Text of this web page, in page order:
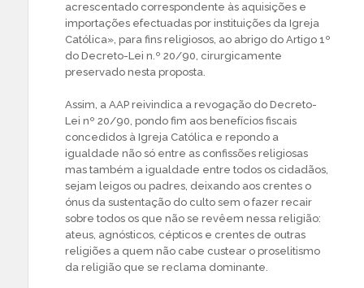
acrescentado correspondente às aquisições e
importações efectuadas por instituições da Igreja
Católica», para fins religiosos, ao abrigo do Artigo 1º
do Decreto-Lei n.º 20/90, cirurgicamente
preservado nesta proposta.
Assim, a AAP reivindica a revogação do Decreto-
Lei nº 20/90, pondo fim aos benefícios fiscais
concedidos à Igreja Católica e repondo a
igualdade não só entre as confissões religiosas
mas também a igualdade entre todos os cidadãos,
sejam leigos ou padres, deixando aos crentes o
ónus da sustentação do culto sem o fazer recair
sobre todos os que não se revêem nessa religião:
ateus, agnósticos, cépticos e crentes de outras
religiões a quem não cabe custear o proselitismo
da religião que se reclama dominante.